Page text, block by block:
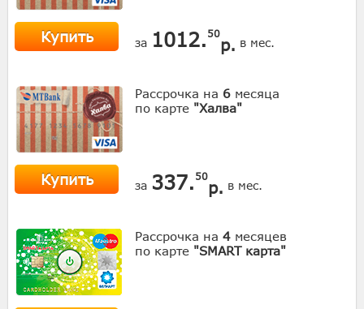
Купить за 1012. 50
р. в мес.
Рассрочка на 6 месяца
по карте "Халва"
Купить за 337. 50
р. в мес.
Рассрочка на 4 месяцев
по карте "SMART карта"